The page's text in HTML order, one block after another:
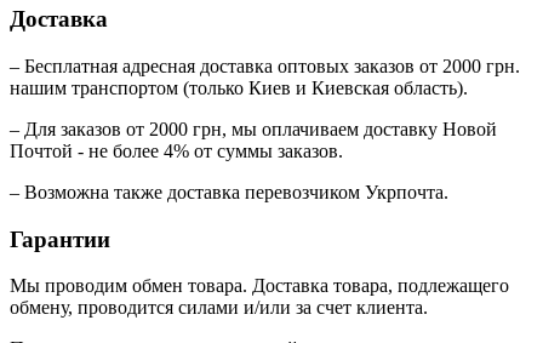
Доставка
– Бесплатная адресная доставка оптовых заказов от 2000 грн.
нашим транспортом (только Киев и Киевская область).
– Для заказов от 2000 грн, мы оплачиваем доставку Новой
Почтой - не более 4% от суммы заказов.
– Возможна также доставка перевозчиком Укрпочта.
Гарантии
Мы проводим обмен товара. Доставка товара, подлежащего
обмену, проводится силами и/или за счет клиента.